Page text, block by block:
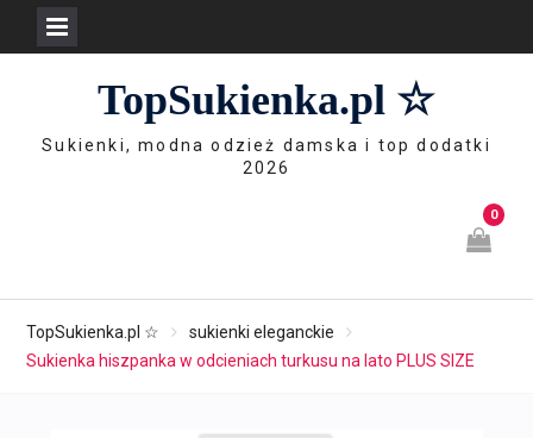
TopSukienka.pl ☆
Sukienki, modna odzież damska i top dodatki
2026
0
TopSukienka.pl ☆
sukienki eleganckie
Sukienka hiszpanka w odcieniach turkusu na lato PLUS SIZE